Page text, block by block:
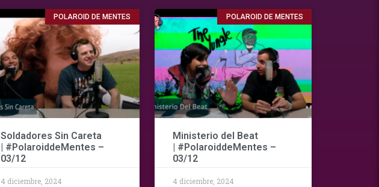
POLAROID DE MENTES
Soldadores Sin Careta
| #PolaroiddeMentes –
03/12
4 diciembre, 2024
POLAROID DE MENTES
Ministerio del Beat
| #PolaroiddeMentes –
03/12
4 diciembre, 2024